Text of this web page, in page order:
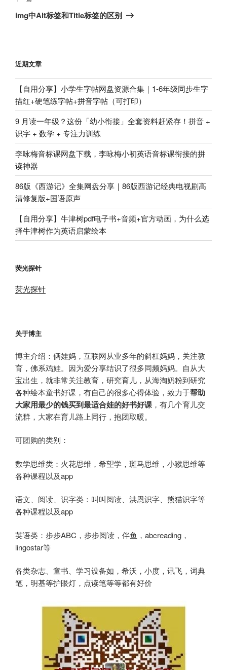
章一
img中Alt标签和Title标签的区别
近期文章
【自用分享】小学生字帖网盘资源合集｜1-6年级同步生字
描红+硬笔练字帖+拼音字帖（可打印）
9 月读一年级？这份「幼小衔接」全套资料赶紧存！拼音 +
识字 + 数学 + 专注力训练
李咏梅音标课网盘下载，李咏梅小初英语音标课衔接的拼
读神器
86版《西游记》全集网盘分享｜86版西游记经典电视剧高
清修复版+国语原声
【自用分享】牛津树pdf电子书+音频+官方动画，为什么选
择牛津树作为英语启蒙绘本
荧光探针
荧光探针
关于博主
博主介绍：俩娃妈，互联网从业多年的斜杠妈妈，关注教
育，佛系鸡娃。因为爱分享结识了很多同频妈妈。自从大
宝出生，就非常关注教育，研究育儿，从海淘奶粉到研究
各种绘本童书好课，有自己的很多心得体验，致力于帮助
大家用最少的钱买到最适合娃的好书好课 ，有几个育儿交
流群，大家在育儿路上同行，抱团取暖。
可团购的类别：
数学思维类：火花思维，希望学，斑马思维，小猴思维等
各种课程以及app
语文、阅读、识字类：叫叫阅读、洪恩识字、熊猫识字等
各种课程以及app
英语类：步步ABC，步步阅读，伴鱼，abcreading，
lingostar等
各类杂志、童书、学习设备如，希沃，小度，讯飞，词典
笔，明基等护眼灯，点读笔等等都有好价